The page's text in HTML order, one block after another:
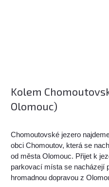
Kolem
Olomouc)
Chomoutovské jezero
obci Chomoutov, která se
od města Olomouc. Přijet k
parkovací místa se nacházejí
hromadnou dopravou z